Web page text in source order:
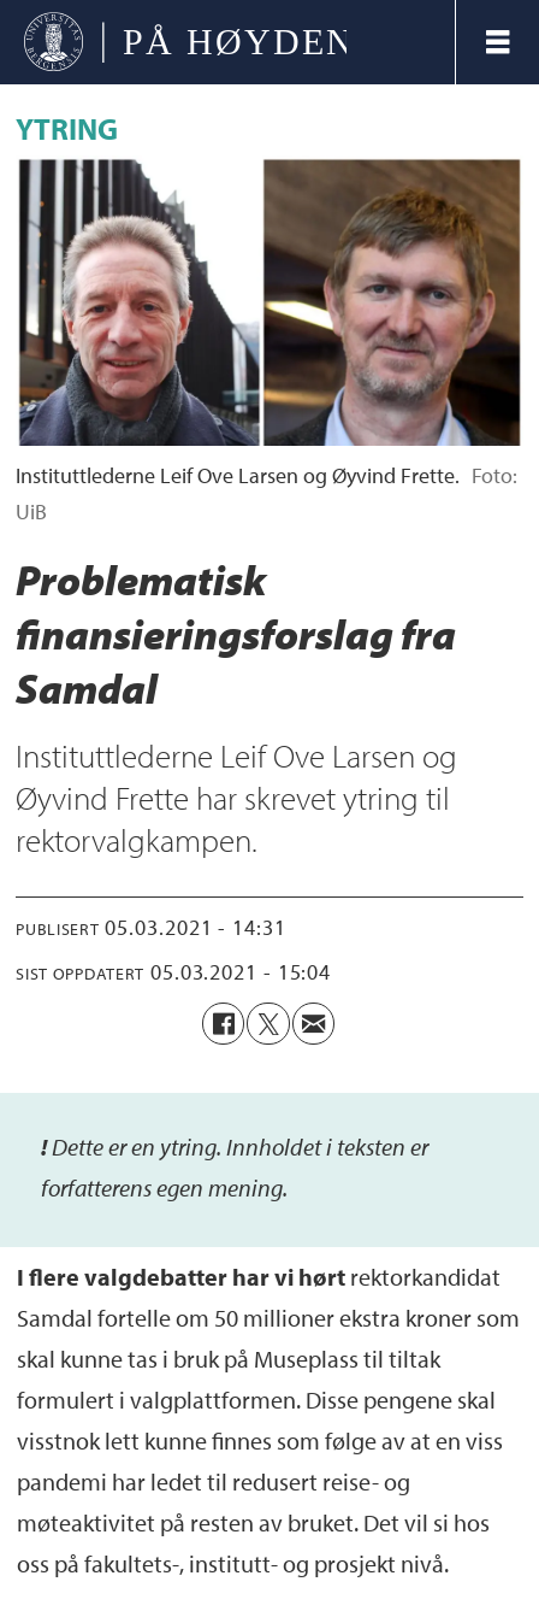
YTRING
Instituttlederne Leif Ove Larsen og Øyvind Frette. Foto:
UiB
Problematisk
finansieringsforslag fra
Samdal
Instituttlederne Leif Ove Larsen og
Øyvind Frette har skrevet ytring til
rektorvalgkampen.
PUBLISERT 05.03.2021 - 14:31
SIST OPPDATERT 05.03.2021 - 15:04
!Detteeren ytring. Innholdet i teksten er
forfatterens egen mening.
I flere valgdebatter har vi hørt rektorkandidat
Samdal fortelle om 50 millioner ekstra kroner som
skal kunne tas i bruk på Museplass til tiltak
formulert i valgplattformen. Disse pengene skal
visstnok lett kunne finnes som følge av at en viss
pandemi har ledet til redusert reise- og
møteaktivitet på resten av bruket. Det vil si hos
oss på fakultets-, institutt- og prosjekt nivå.